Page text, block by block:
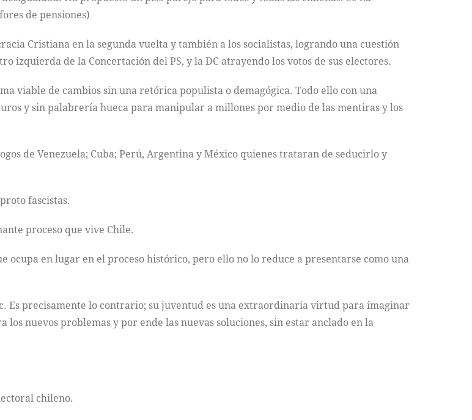
de pensiones)
Cristiana en la segunda vuelta y también a los socialistas, logrando una cuestión
izquierda de la Concertación del PS, y la DC atrayendo los votos de sus electores.
viable de cambios sin una retórica populista o demagógica. Todo ello con una
y sin palabrería hueca para manipular a millones por medio de las mentiras y los
de Venezuela; Cuba; Perú, Argentina y México quienes trataran de seducirlo y
fascistas.
proceso que vive Chile.
en lugar en el proceso histórico, pero ello no lo reduce a presentarse como una
Es precisamente lo contrario; su juventud es una extraordinaria virtud para imaginar
nuevos problemas y por ende las nuevas soluciones, sin estar anclado en la
chileno.